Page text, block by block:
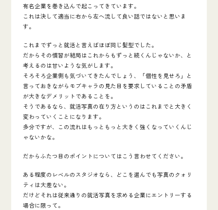
有名企業を巻き込んで起こってきています。
これは決して適当に右から左へ流して良い話ではない と思いま
す。
これまでずっと就活と言えばほぼ同じ髪型でした。
だからその慣習が結局はこれからもずっと続くんじゃないか、と
考えるのは甘いような気がします。
そろそろ企業側も気づいてきたんでしょう、「個性を見せろ」と
言っておきながらモブキャラの見た目を要求していることの矛盾
が大きなデメリットであることを。
そうであるなら、 就活写真の在り方というのはこれまでと大きく
変わっていく ことになります。
多分ですが、この流れはもっともっと大きく強くなっていくんじ
ゃないかな。
だからふたつ目のポイントについてはこう言わせてください。
ある程度のレベルのスタジオなら、どこを選んでも写真のクォリ
ティは大差ない。
だけどそれは従来通りの就活写真を求める企業にエントリーする
場合に限って。